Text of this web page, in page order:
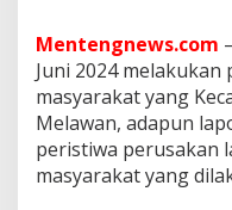
n
f
l
i
k
L
a
Mentengnews.com –
Juni 2024
masyarakat yang
Melawan, adapun
peristiwa perusakan
masyarakat yang